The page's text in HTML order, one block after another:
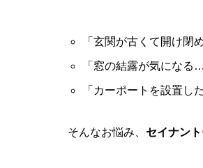
「玄関が古くて開け閉
「窓の結露が気になる…
「カーポートを設置し
そんなお悩み、 セイナン